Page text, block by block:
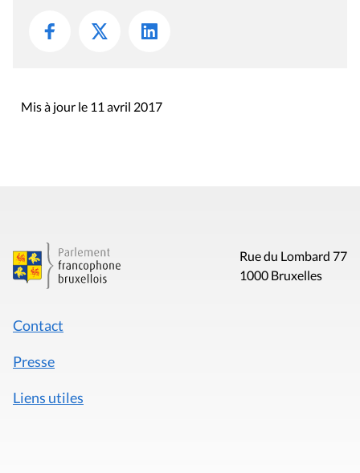
Mis à jour le 11 avril 2017
Rue du Lombard 77
1000 Bruxelles
Contact
Presse
Liens utiles